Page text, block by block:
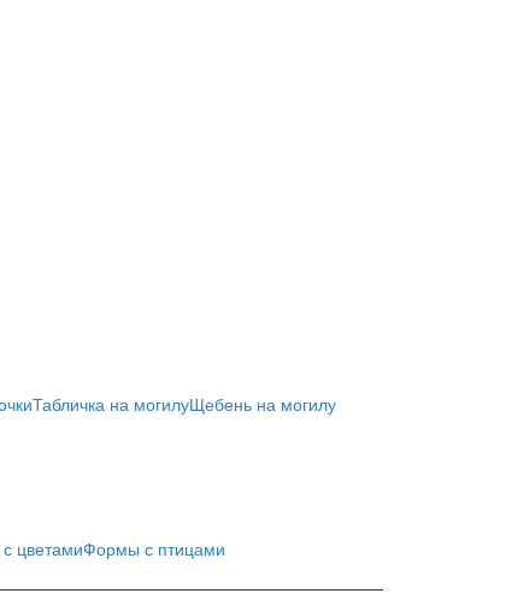
Табличка на могилуЩебень на могилу
цветамиФормы с птицами